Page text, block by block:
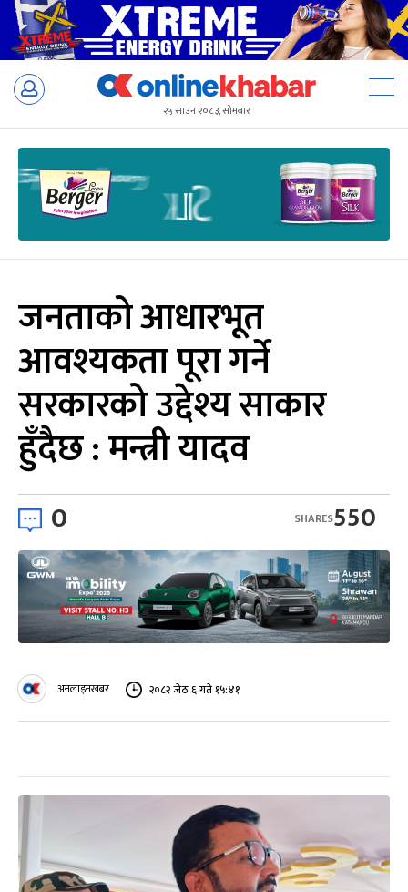
Skip
२५ साउन २०८३, सोमबार
जनताको आधारभूत
आवश्यकता पूरा गर्ने
सरकारको उद्देश्य साकार
हुँदैछ : मन्त्री यादव
0 550
SHARES
अनलाइनखबर २०८२ जेठ ६ गते १५:४१